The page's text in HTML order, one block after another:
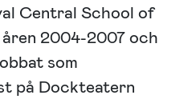
Central School of
2004-2007 och
som
på Dockteatern